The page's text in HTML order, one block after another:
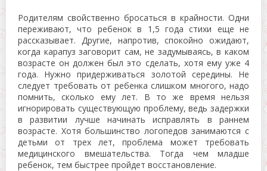
Родителям свойственно бросаться в крайности. Одни
переживают, что ребенок в 1,5 года стихи еще не
рассказывает. Другие, напротив, спокойно ожидают,
когда карапуз заговорит сам, не задумываясь, в каком
возрасте он должен был это сделать, хотя ему уже 4
года. Нужно придерживаться золотой середины. Не
следует требовать от ребенка слишком многого, надо
помнить, сколько ему лет. В то же время нельзя
игнорировать существующую проблему, ведь задержки
в развитии лучше начинать исправлять в раннем
возрасте. Хотя большинство логопедов занимаются с
детьми от трех лет, проблема может требовать
медицинского вмешательства. Тогда чем младше
ребенок, тем быстрее пройдет восстановление.